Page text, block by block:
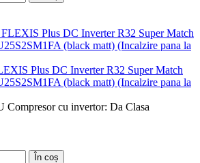
Plus DC Inverter R32 Super Match
(black matt) (Incalzire pana la
Compresor cu invertor: Da Clasa
În coș